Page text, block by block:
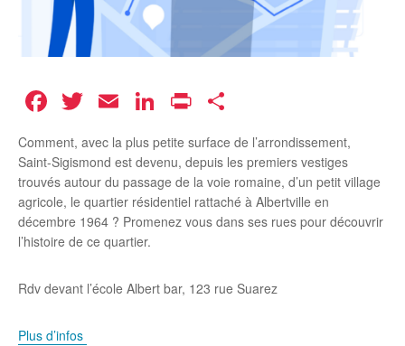
Facebook
Twitter
EmailLinkedIn
Print
Comment, avec la plus petite surface de l’arrondissement,
Saint-Sigismond est devenu, depuis les premiers vestiges
trouvés autour du passage de la voie romaine, d’un petit village
agricole, le quartier résidentiel rattaché à Albertville en
décembre 1964 ? Promenez vous dans ses rues pour découvrir
l’histoire de ce quartier.
Rdv devant l’école Albert bar, 123 rue Suarez
Plus d’infos